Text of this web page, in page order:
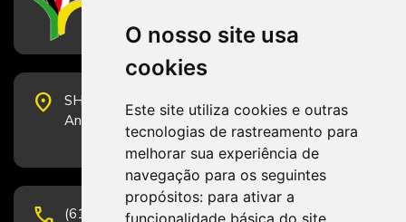
O nosso site usa
cookies
Este site utiliza cookies e outras
tecnologias de rastreamento para
melhorar sua experiência de
navegação para os seguintes
propósitos: para ativar a
funcionalidade básica do site,
place
SHS Quadra 6, Bloco E, Complexo Brasil 21, 20º
Andar, Sala 2001 - CEP 70322-915 - Brasília/DF
phone (61) 3223-1652 e (61) 98131-3801.